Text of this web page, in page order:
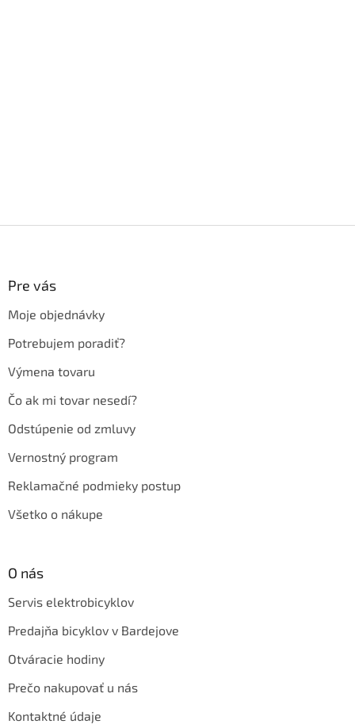
Pre vás
Moje objednávky
Potrebujem poradiť?
Výmena tovaru
Čo ak mi tovar nesedí?
Odstúpenie od zmluvy
Vernostný program
Reklamačné podmieky postup
Všetko o nákupe
O nás
Servis elektrobicyklov
Predajňa bicyklov v Bardejove
Otváracie hodiny
Prečo nakupovať u nás
Kontaktné údaje